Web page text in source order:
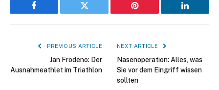
Facebook Twitter Pinterest LinkedIn
PREVIOUS ARTICLE
Jan Frodeno: Der
Ausnahmeathlet im Triathlon
NEXT ARTICLE
Nasenoperation: Alles, was
Sie vor dem Eingriff wissen
sollten